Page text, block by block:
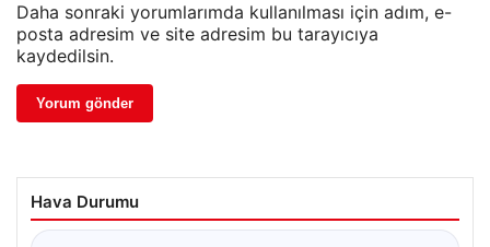
Daha sonraki yorumlarımda kullanılması için adım, e-
posta adresim ve site adresim bu tarayıcıya
kaydedilsin.
Hava Durumu